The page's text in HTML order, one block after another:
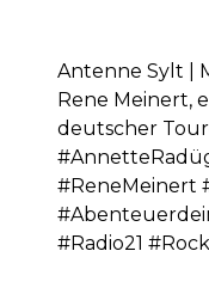
Antenne Sylt |
Rene Meinert,
deutscher
#ReneMeinert
#Radio21